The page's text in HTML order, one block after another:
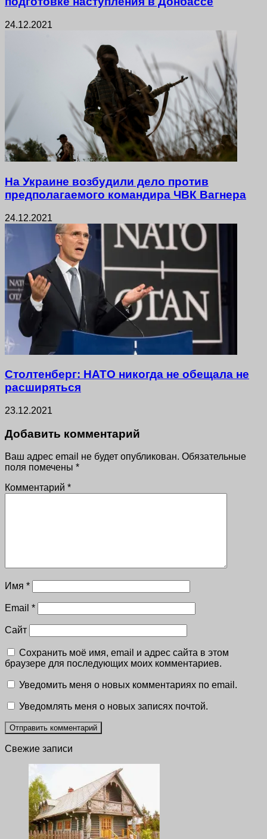
24.12.2021
На Украине возбудили дело против
предполагаемого командира ЧВК Вагнера
24.12.2021
Столтенберг: НАТО никогда не обещала не
расширяться
23.12.2021
Добавить комментарий
Ваш адрес email не будет опубликован. Обязательные
поля помечены *
Комментарий *
Имя *
Email *
Сайт
Сохранить моё имя, email и адрес сайта в этом
браузере для последующих моих комментариев.
Уведомить меня о новых комментариях по email.
Уведомлять меня о новых записях почтой.
Свежие записи